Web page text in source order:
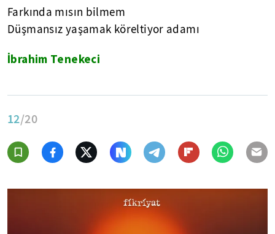
Farkında mısın bilmem
Düşmansız yaşamak köreltiyor adamı
İbrahim Tenekeci
12/20